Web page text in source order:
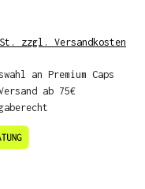
zzgl. Versandkosten
an Premium Caps
ab 75€